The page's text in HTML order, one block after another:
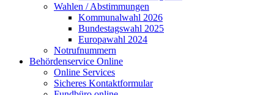
Wahlen / Abstimmungen
Kommunalwahl 2026
Bundestagswahl 2025
Europawahl 2024
Notrufnummern
Behördenservice Online
Online Services
Sicheres Kontaktformular